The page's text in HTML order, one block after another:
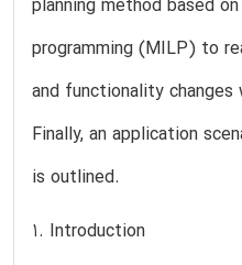
planning method based
programming (MILP) to
and functionality changes
Finally, an application
is outlined.
1. Introduction